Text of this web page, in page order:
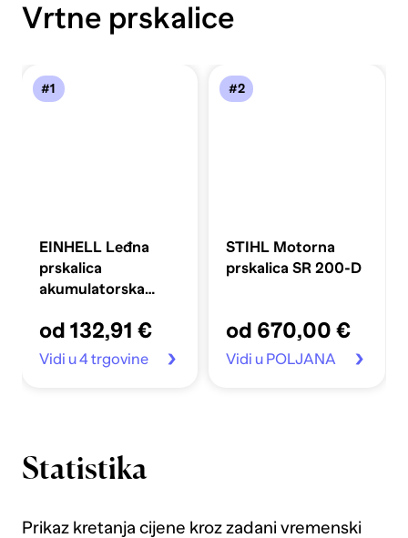
Vrtne prskalice
#1
EINHELL Leđna
prskalica
akumulatorska
WS 18/150
od 132,91 €
Vidi u 4 trgovine
#2
STIHL Motorna
prskalica SR 200-D
od 670,00 €
Vidi u POLJANA
Statistika
Prikaz kretanja cijene kroz zadani vremenski